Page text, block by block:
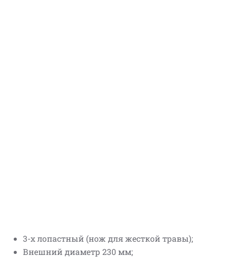
3-х лопастный (нож для жесткой травы);
Внешний диаметр 230 мм;